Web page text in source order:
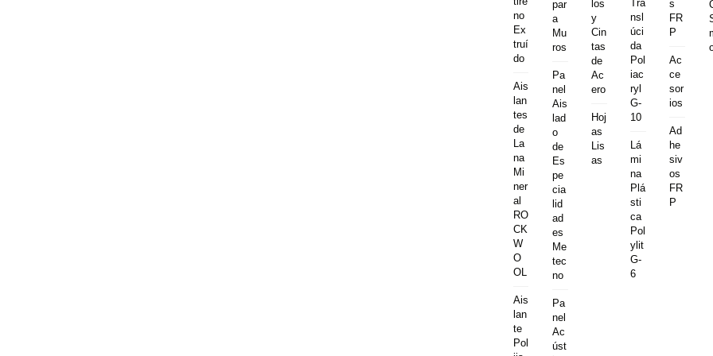
no
Ex
truí
do
Ais
lan
tes
de
La
na
Mi
ner
al
RO
CK
W
O
OL
Ais
lan
te
Pol
par
a
Mu
ros
Pa
nel
Ais
lad
o
de
Es
pe
cia
lid
ad
es
Me
tec
no
Pa
nel
Ac
úst
los
y
Cin
tas
de
Ac
ero
Hoj
as
Lis
as
Tra
nsl
úci
da
Pol
iac
ryl
G-
10
Lá
mi
na
Plá
sti
ca
Pol
ylit
G-
6
s
FR
P
Ac
ce
sor
ios
Ad
he
siv
os
FR
P